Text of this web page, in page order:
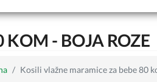
- BOJA ROZE
Kosili vlažne maramice za bebe 80